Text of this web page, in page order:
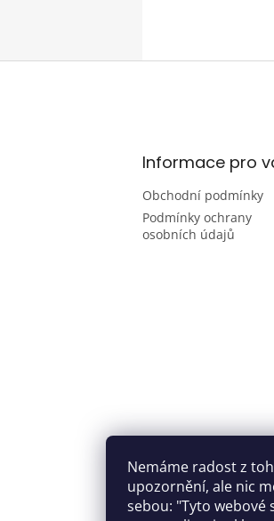
Nemáme radost z
upozornění, ale nic
sebou: "Tyto webové
Informace pro
Obchodní podmínky
Podmínky ochrany
osobních údajů